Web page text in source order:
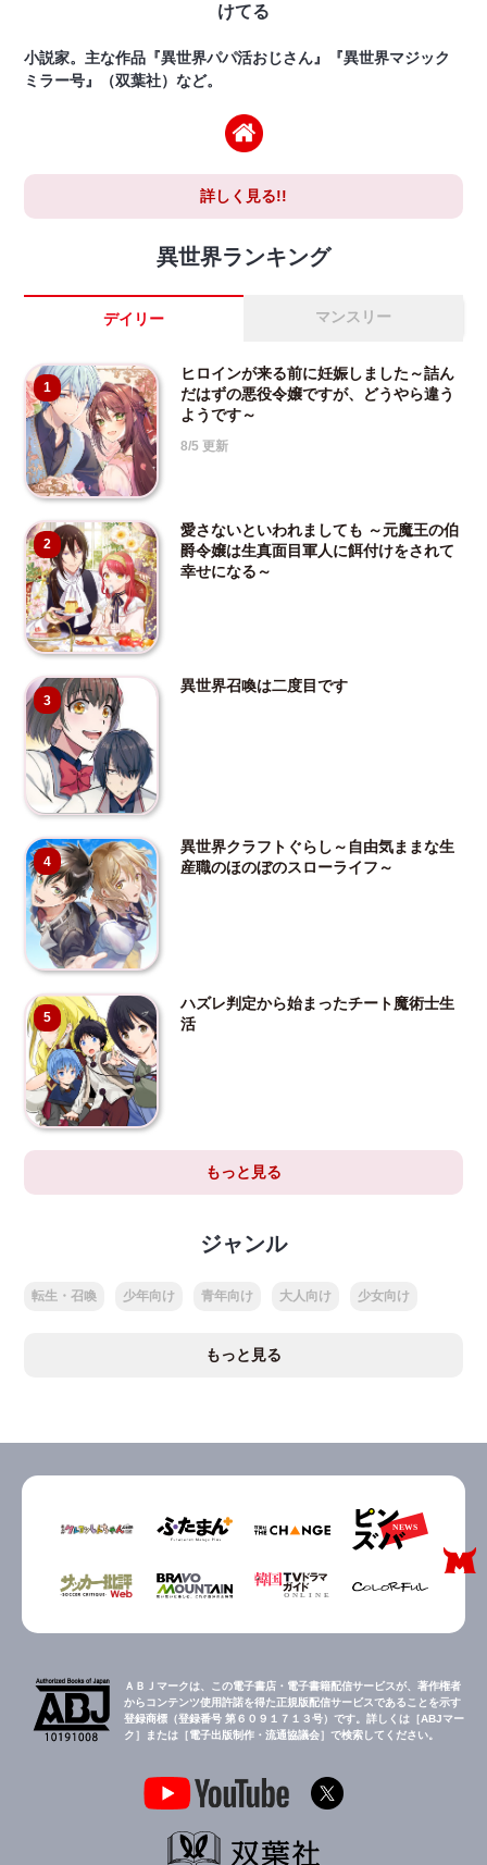
けてる
小説家。主な作品『異世界パパ活おじさん』『異世界マジック
ミラー号』（双葉社）など。
詳しく見る!!
異世界ランキング
デイリー マンスリー
1
ヒロインが来る前に妊娠しました～詰ん
だはずの悪役令嬢ですが、どうやら違う
ようです～
8/5 更新
2
愛さないといわれましても ～元魔王の伯
爵令嬢は生真面目軍人に餌付けをされて
幸せになる～
3
異世界召喚は二度目です
4
異世界クラフトぐらし～自由気ままな生
産職のほのぼのスローライフ～
5
ハズレ判定から始まったチート魔術士生
活
もっと見る
ジャンル
転生・召喚 少年向け 青年向け 大人向け 少女向け
もっと見る
ＡＢＪマークは、この電子書店・電子書籍配信サービスが、著作権者
からコンテンツ使用許諾を得た正規版配信サービスであることを示す
登録商標（登録番号 第６０９１７１３号）です。詳しくは［ABJマー
ク］または［電子出版制作・流通協議会］で検索してください。